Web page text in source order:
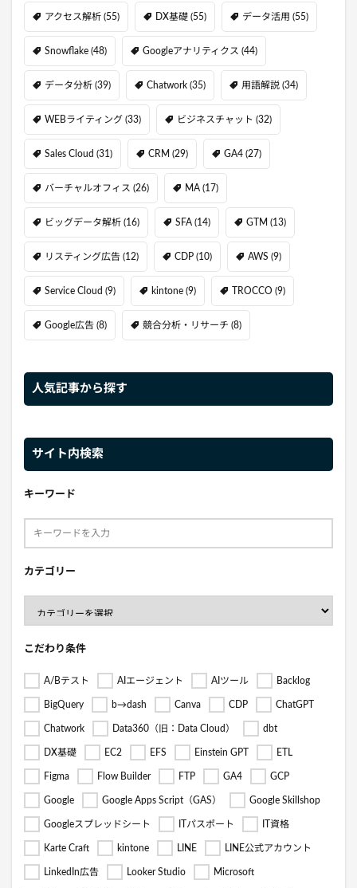
アクセス解析 (55) DX基礎 (55) データ活用 (55)
Snowflake (48) Googleアナリティクス (44)
データ分析 (39) Chatwork (35) 用語解説 (34)
WEBライティング (33) ビジネスチャット (32)
Sales Cloud (31) CRM (29) GA4 (27)
バーチャルオフィス (26) MA (17)
ビッグデータ解析 (16) SFA (14) GTM (13)
リスティング広告 (12) CDP (10) AWS (9)
Service Cloud (9) kintone (9) TROCCO (9)
Google広告 (8) 競合分析・リサーチ (8)
人気記事から探す
サイト内検索
キーワード
カテゴリー
こだわり条件
A/Bテスト AIエージェント AIツール Backlog
BigQuery b→dash Canva CDP ChatGPT
Chatwork Data360（旧：Data Cloud） dbt
DX基礎 EC2 EFS Einstein GPT ETL
Figma Flow Builder FTP GA4 GCP
Google Google Apps Script（GAS） Google Skillshop
Googleスプレッドシート ITパスポート IT資格
Karte Craft kintone LINE LINE公式アカウント
LinkedIn広告 Looker Studio Microsoft